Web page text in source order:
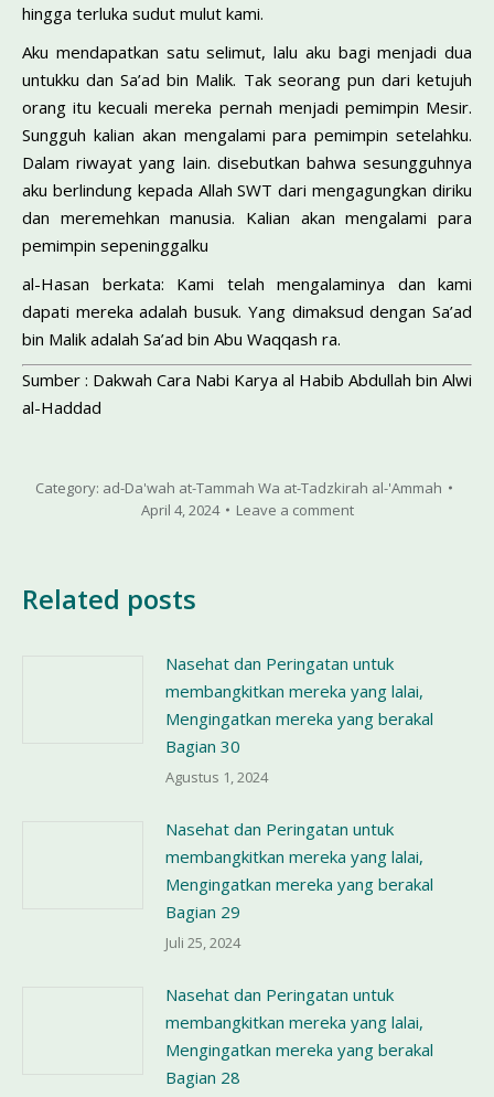
hingga terluka sudut mulut kami.
Aku mendapatkan satu selimut, lalu aku bagi menjadi dua
untukku dan Sa’ad bin Malik. Tak seorang pun dari ketujuh
orang itu kecuali mereka pernah menjadi pemimpin Mesir.
Sungguh kalian akan mengalami para pemimpin setelahku.
Dalam riwayat yang lain. disebutkan bahwa sesungguhnya
aku berlindung kepada Allah SWT dari mengagungkan diriku
dan meremehkan manusia. Kalian akan mengalami para
pemimpin sepeninggalku
al-Hasan berkata: Kami telah mengalaminya dan kami
dapati mereka adalah busuk. Yang dimaksud dengan Sa’ad
bin Malik adalah Sa’ad bin Abu Waqqash ra.
Sumber : Dakwah Cara Nabi Karya al Habib Abdullah bin Alwi
al-Haddad
Category: ad-Da'wah at-Tammah Wa at-Tadzkirah al-'Ammah
April 4, 2024
Leave a comment
Related posts
Nasehat dan Peringatan untuk
membangkitkan mereka yang lalai,
Mengingatkan mereka yang berakal
Bagian 30
Agustus 1, 2024
Nasehat dan Peringatan untuk
membangkitkan mereka yang lalai,
Mengingatkan mereka yang berakal
Bagian 29
Juli 25, 2024
Nasehat dan Peringatan untuk
membangkitkan mereka yang lalai,
Mengingatkan mereka yang berakal
Bagian 28